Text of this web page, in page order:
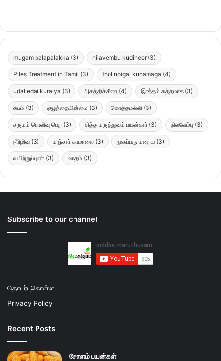
mugam palapalakka (3) nilavembu kudineer (3)
Piles Treatment in Tamil (3) thol noigal kunamaga (4)
udal edai kuraiya (3) அகத்திக்கீரை (4) இரத்தம் சுத்தமாக (3)
கபம் (3) குழந்தையின்மை (3) கொத்தமல்லி (3)
சருமம் பொலிவு பெற (3) சித்த மருத்துவம் பயன்கள் (3) நிலவேம்பு (3)
நீரிழிவு (3) மஞ்சள் காமாலை (3) முகப்பரு மறைய (3)
வயிற்றுப்புண் (3) வாதம் (3)
Subscribe to our channel
தொடர்புகொள்ள
Privacy Policy
Recent Posts
சோளம் பயன்கள்